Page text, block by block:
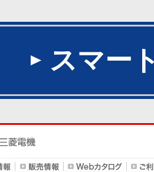
スマー